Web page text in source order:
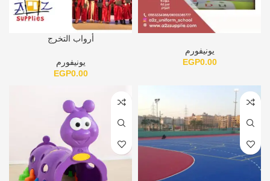
يونيفورم
EGP0.00
أرواب التخرج
يونيفورم
EGP0.00